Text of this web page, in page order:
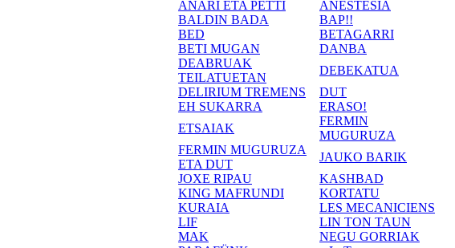
ANARI ETA PETTI
ANESTESIA
BALDIN BADA
BAP!!
BED
BETAGARRI
BETI MUGAN
DANBA
DEABRUAK
TEILATUETAN
DEBEKATUA
DELIRIUM TREMENS
DUT
EH SUKARRA
ERASO!
ETSAIAK
FERMIN
MUGURUZA
FERMIN MUGURUZA
ETA DUT
JAUKO BARIK
JOXE RIPAU
KASHBAD
KING MAFRUNDI
KORTATU
KURAIA
LES MECANICIENS
LIF
LIN TON TAUN
MAK
NEGU GORRIAK